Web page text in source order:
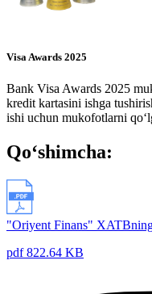
Visa Awards 2025
Bank Visa Awards 2025
kredit kartasini ishga
ishi uchun mukofotlarni
Qo‘shimcha:
"Oriyent Finans"
pdf 822.64 KB